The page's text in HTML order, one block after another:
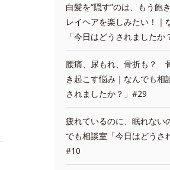
白髪を“隠す”のは、もう飽
レイヘアを楽しみたい！｜
「今日はどうされましたか
腰痛、尿もれ、骨折も？
き起こす悩み｜なんでも相
されましたか？」#29
疲れているのに、眠れない
でも相談室「今日はどうさ
#10